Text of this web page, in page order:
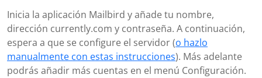
Inicia la aplicación Mailbird y añade tu nombre,
dirección currently.com y contraseña. A continuación,
espera a que se configure el servidor (o hazlo
manualmente con estas instrucciones). Más adelante
podrás añadir más cuentas en el menú Configuración.